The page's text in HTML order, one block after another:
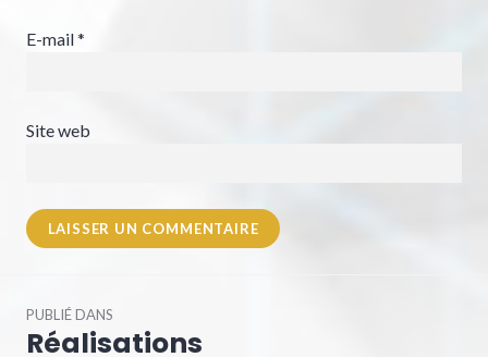
E-mail*
Site web
dePUBLIÉ DANS
Réalisations